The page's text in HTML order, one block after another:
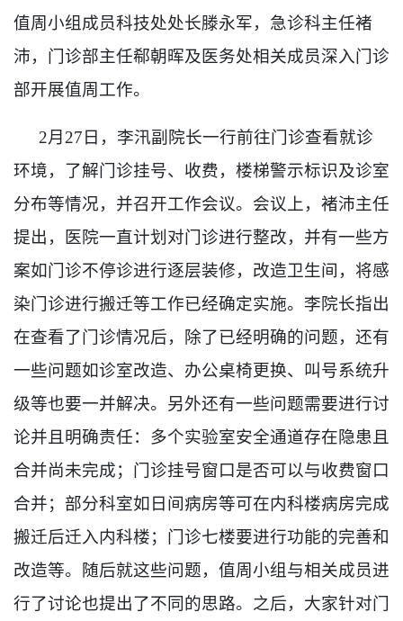
值周小组成员科技处处长滕永军，急诊科主任褚
沛，门诊部主任郗朝晖及医务处相关成员深入门诊
部开展值周工作。
2月 27日，李汛副院长一行前往门诊查看就诊
环境，了解门诊挂号、收费，楼梯警示标识及诊室
分布等情况，并召开工作会议。会议上，褚沛主任
提出，医院一直计划对门诊进行整改，并有一些方
案如门诊不停诊进行逐层装修，改造卫生间，将感
染门诊进行搬迁等工作已经确定实施。李院长指出
在查看了门诊情况后，除了已经明确的问题，还有
一些问题如诊室改造、办公桌椅更换、叫号系统升
级等也要一并解决。另外还有一些问题需要进行讨
论并且明确责任：多个实验室安全通道存在隐患且
合并尚未完成；门诊挂号窗口是否可以与收费窗口
合并；部分科室如日间病房等可在内科楼病房完成
搬迁后迁入内科楼；门诊七楼要进行功能的完善和
改造等。随后就这些问题，值周小组与相关成员进
行了讨论也提出了不同的思路。之后，大家针对门